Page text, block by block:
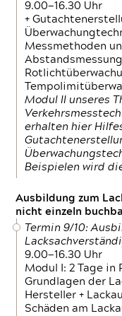
9.00—16.30 Uhr
+
Messmethoden
Modul II unseres
erhalten hier
Beispielen wird
Ausbildung zum
nicht einzeln
Termin 9/10:
9.00—16.30 Uhr
Modul I: 2 Tage in
Grundlagen der
Hersteller +
Schäden am